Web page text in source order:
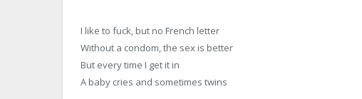
I like to fuck, but no French letter
Without a condom, the sex is better
But every time I get it in
A baby cries and sometimes twins